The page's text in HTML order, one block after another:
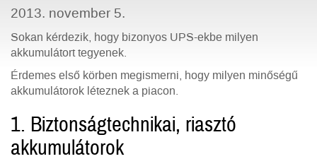
2013. november 5.
Sokan kérdezik, hogy bizonyos UPS-ekbe milyen
akkumulátort tegyenek.
Érdemes első körben megismerni, hogy milyen minőségű
akkumulátorok léteznek a piacon.
1. Biztonságtechnikai, riasztó
akkumulátorok